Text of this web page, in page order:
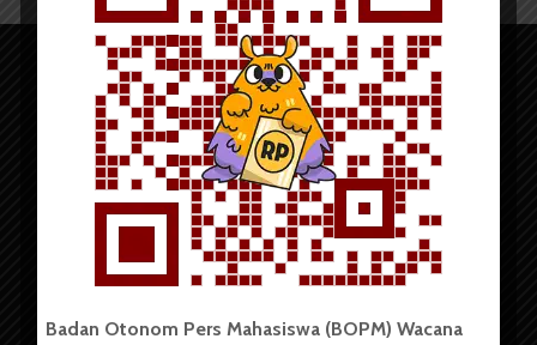
Copyright © 2023. All rights reserved BOPM WACANA.
Badan Otonom Pers Mahasiswa (BOPM) Wacana